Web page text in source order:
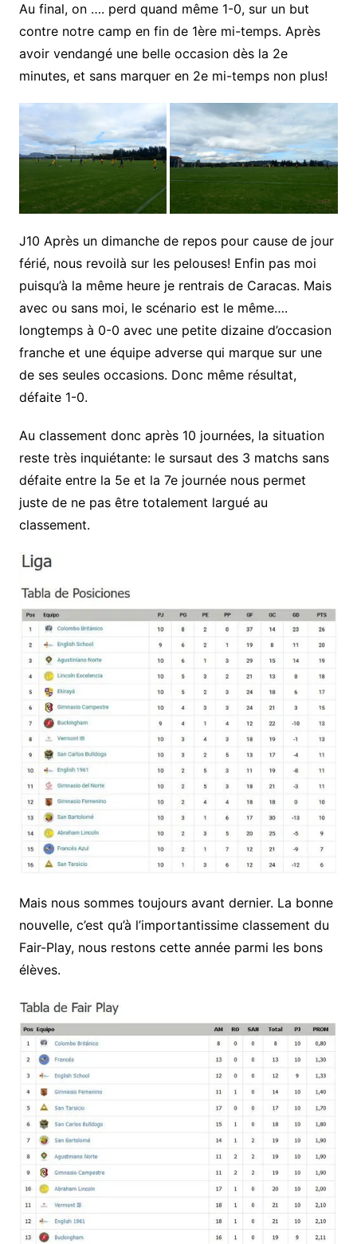
Au final, on …. perd quand même 1-0, sur un but
contre notre camp en fin de 1ère mi-temps. Après
avoir vendangé une belle occasion dès la 2e
minutes, et sans marquer en 2e mi-temps non plus!
J10 Après un dimanche de repos pour cause de jour
férié, nous revoilà sur les pelouses! Enfin pas moi
puisqu’à la même heure je rentrais de Caracas. Mais
avec ou sans moi, le scénario est le même….
longtemps à 0-0 avec une petite dizaine d’occasion
franche et une équipe adverse qui marque sur une
de ses seules occasions. Donc même résultat,
défaite 1-0.
Au classement donc après 10 journées, la situation
reste très inquiétante: le sursaut des 3 matchs sans
défaite entre la 5e et la 7e journée nous permet
juste de ne pas être totalement largué au
classement.
Mais nous sommes toujours avant dernier. La bonne
nouvelle, c’est qu’à l’importantissime classement du
Fair-Play, nous restons cette année parmi les bons
élèves.